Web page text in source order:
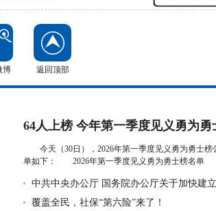
博 返回顶部
64人上榜 今年第一季度见义勇为勇
今天（30日），2026年第一季度见义勇为勇士榜
单如下： 2026年第一季度见义勇为勇士榜
中共中央办公厅 国务院办公厅关于加快建
险制度的意
覆盖全民，社保“第六险”来了！